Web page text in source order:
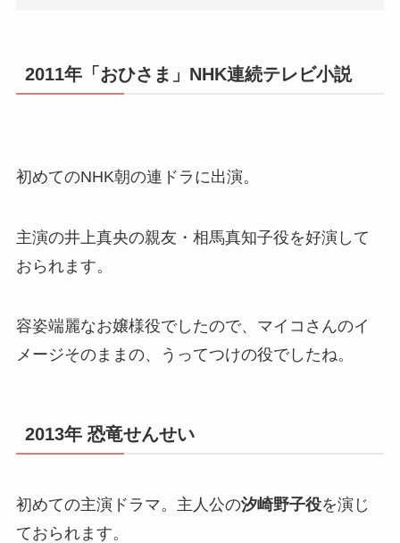
2011年「おひさま」NHK連続テレビ小説
初めてのNHK朝の連ドラに出演。
主演の井上真央の親友・相馬真知子役を好演して
おられます。
容姿端麗なお嬢様役でしたので、マイコさんのイ
メージそのままの、うってつけの役でしたね。
2013年 恐竜せんせい
初めての主演ドラマ。主人公の汐崎野子役を演じ
ておられます。